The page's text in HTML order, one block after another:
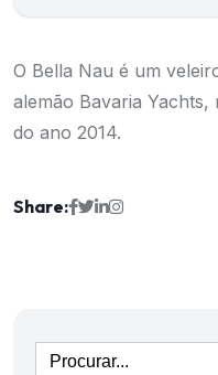
O Bella Nau é um
alemão Bavaria
do ano 2014.
Share: